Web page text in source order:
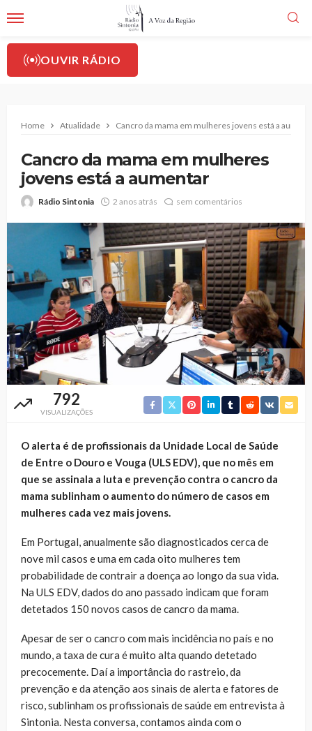
OUVIR RÁDIO
Home Atualidade Cancro da mama em mulheres jovens está a
Cancro da mama em mulheres
jovens está a aumentar
Rádio Sintonia 2 anos atrás sem comentários
792
VISUALIZAÇÕES
O alerta é de profissionais da Unidade Local de Saúde
de Entre o Douro e Vouga (ULS EDV), que no mês em
que se assinala a luta e prevenção contra o cancro da
mama sublinham o aumento do número de casos em
mulheres cada vez mais jovens.
Em Portugal, anualmente são diagnosticados cerca de
nove mil casos e uma em cada oito mulheres tem
probabilidade de contrair a doença ao longo da sua vida.
Na ULS EDV, dados do ano passado indicam que foram
detetados 150 novos casos de cancro da mama.
Apesar de ser o cancro com mais incidência no país e no
mundo, a taxa de cura é muito alta quando detetado
precocemente. Daí a importância do rastreio, da
prevenção e da atenção aos sinais de alerta e fatores de
risco, sublinham os profissionais de saúde em entrevista à
Sintonia. Nesta conversa, contamos ainda com o